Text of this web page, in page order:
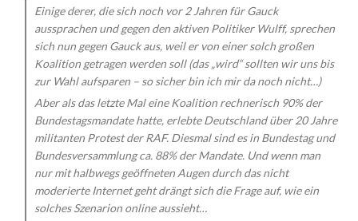
Einige derer, die sich noch vor 2 Jahren für Gauck
aussprachen und gegen den aktiven Politiker Wulff, sprechen
sich nun gegen Gauck aus, weil er von einer solch großen
Koalition getragen werden soll (das „wird“ sollten wir uns bis
zur Wahl aufsparen – so sicher bin ich mir da noch nicht…)
Aber als das letzte Mal eine Koalition rechnerisch 90% der
Bundestagsmandate hatte, erlebte Deutschland über 20 Jahre
militanten Protest der RAF. Diesmal sind es in Bundestag und
Bundesversammlung ca. 88% der Mandate. Und wenn man
nur mit halbwegs geöffneten Augen durch das nicht
moderierte Internet geht drängt sich die Frage auf, wie ein
solches Szenarion online aussieht…